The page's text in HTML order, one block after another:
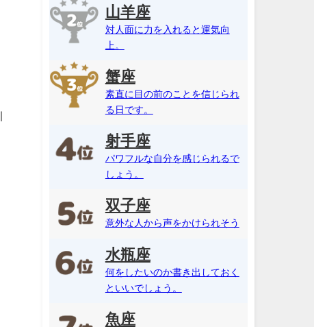
山羊座
対人面に力を入れると運気向
上。
蟹座
素直に目の前のことを信じられ
る日です。
射手座
パワフルな自分を感じられるで
しょう。
双子座
意外な人から声をかけられそう
水瓶座
何をしたいのか書き出しておく
といいでしょう。
魚座